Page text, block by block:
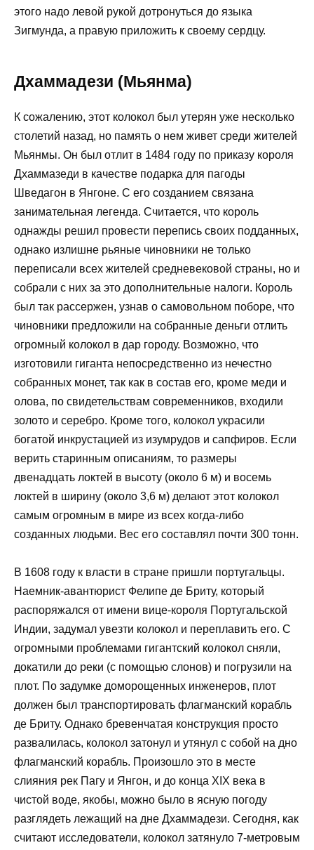
этого надо левой рукой дотронуться до языка
Зигмунда, а правую приложить к своему сердцу.
Дхаммадези (Мьянма)
К сожалению, этот колокол был утерян уже несколько
столетий назад, но память о нем живет среди жителей
Мьянмы. Он был отлит в 1484 году по приказу короля
Дхаммазеди в качестве подарка для пагоды
Шведагон в Янгоне. С его созданием связана
занимательная легенда. Считается, что король
однажды решил провести перепись своих подданных,
однако излишне рьяные чиновники не только
переписали всех жителей средневековой страны, но и
собрали с них за это дополнительные налоги. Король
был так рассержен, узнав о самовольном поборе, что
чиновники предложили на собранные деньги отлить
огромный колокол в дар городу. Возможно, что
изготовили гиганта непосредственно из нечестно
собранных монет, так как в состав его, кроме меди и
олова, по свидетельствам современников, входили
золото и серебро. Кроме того, колокол украсили
богатой инкрустацией из изумрудов и сапфиров. Если
верить старинным описаниям, то размеры
двенадцать локтей в высоту (около 6 м) и восемь
локтей в ширину (около 3,6 м) делают этот колокол
самым огромным в мире из всех когда-либо
созданных людьми. Вес его составлял почти 300 тонн.
В 1608 году к власти в стране пришли португальцы.
Наемник-авантюрист Фелипе де Бриту, который
распоряжался от имени вице-короля Португальской
Индии, задумал увезти колокол и переплавить его. С
огромными проблемами гигантский колокол сняли,
докатили до реки (с помощью слонов) и погрузили на
плот. По задумке доморощенных инженеров, плот
должен был транспортировать флагманский корабль
де Бриту. Однако бревенчатая конструкция просто
развалилась, колокол затонул и утянул с собой на дно
флагманский корабль. Произошло это в месте
слияния рек Пагу и Янгон, и до конца XIX века в
чистой воде, якобы, можно было в ясную погоду
разглядеть лежащий на дне Дхаммадези. Сегодня, как
считают исследователи, колокол затянуло 7-метровым